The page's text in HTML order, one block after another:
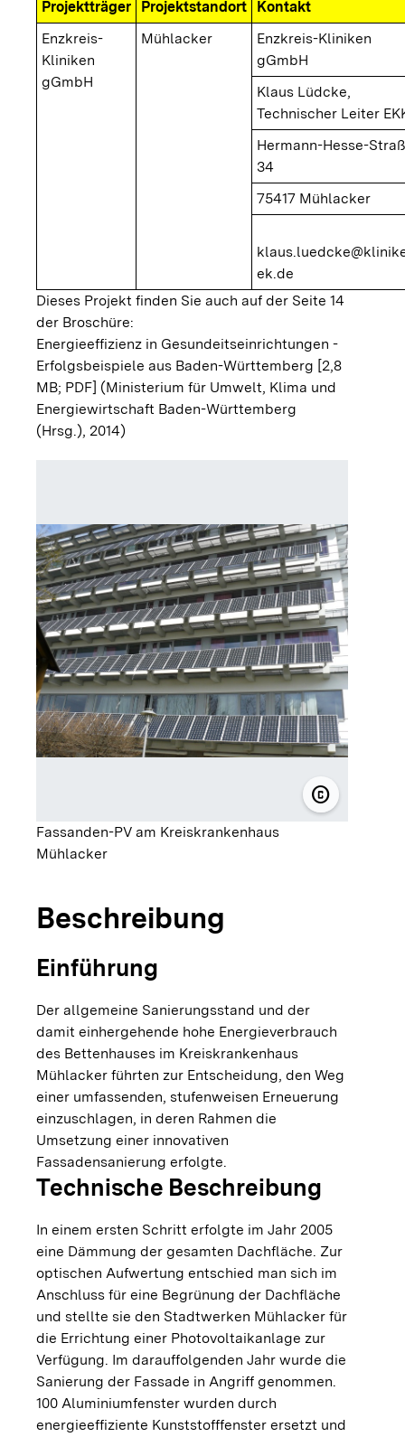
Projektträger Projektstandort
Kontakt
Enzkreis-
Kliniken
gGmbH
Mühlacker
Enzkreis-Kliniken
gGmbH
Klaus Lüdcke,
Technischer Leiter
Hermann-Hesse-
34
75417 Mühlacker
ek.de
Dieses Projekt finden Sie auch auf der Seite 14
der Broschüre:
Energieeffizienz in Gesundeitseinrichtungen -
Erfolgsbeispiele aus Baden-Württemberg [2,8
MB; PDF] (Ministerium für Umwelt, Klima und
Energiewirtschaft Baden-Württemberg
(Hrsg.), 2014)
copyright© Enzkreis-
Fassanden-PV am Kreiskrankenhaus
Mühlacker
Beschreibung
Einführung
Der allgemeine Sanierungsstand und der
damit einhergehende hohe Energieverbrauch
des Bettenhauses im Kreiskrankenhaus
Mühlacker führten zur Entscheidung, den Weg
einer umfassenden, stufenweisen Erneuerung
einzuschlagen, in deren Rahmen die
Umsetzung einer innovativen
Fassadensanierung erfolgte.
Technische Beschreibung
In einem ersten Schritt erfolgte im Jahr 2005
eine Dämmung der gesamten Dachfläche. Zur
optischen Aufwertung entschied man sich im
Anschluss für eine Begrünung der Dachfläche
und stellte sie den Stadtwerken Mühlacker für
die Errichtung einer Photovoltaikanlage zur
Verfügung. Im darauffolgenden Jahr wurde die
Sanierung der Fassade in Angriff genommen.
100 Aluminiumfenster wurden durch
energieeffiziente Kunststofffenster ersetzt und